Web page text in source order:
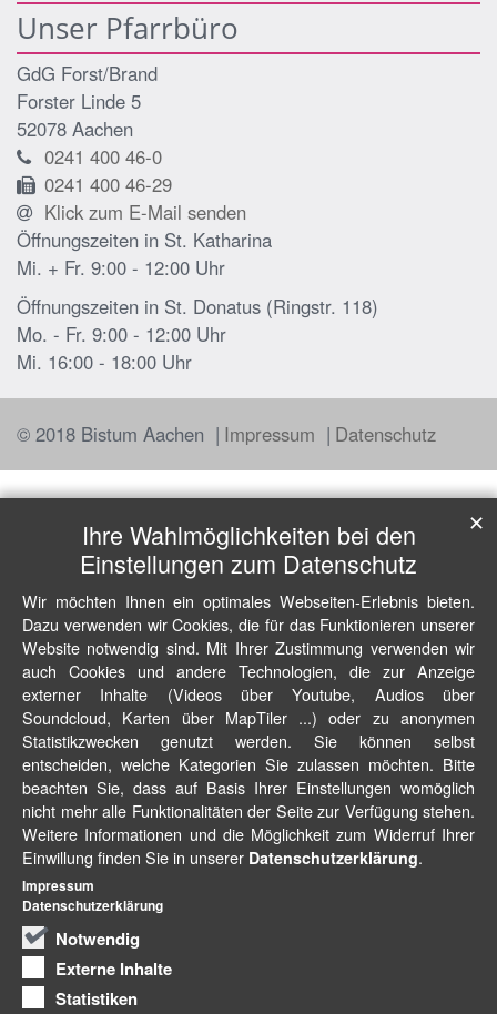
Unser Pfarrbüro
GdG Forst/Brand
Forster Linde 5
52078 Aachen
0241 400 46-0
0241 400 46-29
Klick zum E-Mail senden
Öffnungszeiten in St. Katharina
Mi. + Fr. 9:00 - 12:00 Uhr
Öffnungszeiten in St. Donatus (Ringstr. 118)
Mo. - Fr. 9:00 - 12:00 Uhr
Mi. 16:00 - 18:00 Uhr
© 2018 Bistum Aachen Impressum Datenschutz
Ihre Wahlmöglichkeiten bei den
Einstellungen zum Datenschutz
Wir möchten Ihnen ein optimales Webseiten-Erlebnis bieten.
Dazu verwenden wir Cookies, die für das Funktionieren unserer
Website notwendig sind. Mit Ihrer Zustimmung verwenden wir
auch Cookies und andere Technologien, die zur Anzeige
externer Inhalte (Videos über Youtube, Audios über
Soundcloud, Karten über MapTiler ...) oder zu anonymen
Statistikzwecken genutzt werden. Sie können selbst
entscheiden, welche Kategorien Sie zulassen möchten. Bitte
beachten Sie, dass auf Basis Ihrer Einstellungen womöglich
nicht mehr alle Funktionalitäten der Seite zur Verfügung stehen.
Weitere Informationen und die Möglichkeit zum Widerruf Ihrer
Einwillung finden Sie in unserer Datenschutzerklärung.
Notwendig
Externe Inhalte
Statistiken
✕
Impressum
Datenschutzerklärung